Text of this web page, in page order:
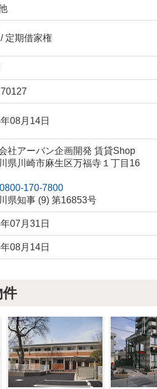
定期借家権
08月14日
社アーバン企画開発 賃貸Shop
県川崎市麻生区万福寺１丁目16
0800-170-7800
県知事 (9) 第16853号
07月31日
08月14日